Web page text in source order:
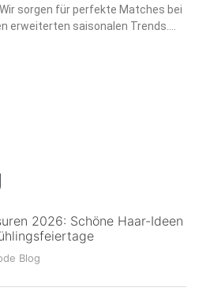
2026: Schöne Haar-Ideen
Blog
sorgen für perfekte Matches bei
erweiterten saisonalen Trends.